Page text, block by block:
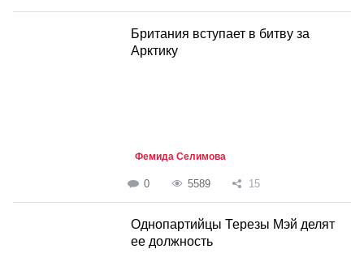
Британия вступает в битву за
Арктику
Фемида Селимова
0 5589 15
Однопартийцы Терезы Мэй делят
ее должность